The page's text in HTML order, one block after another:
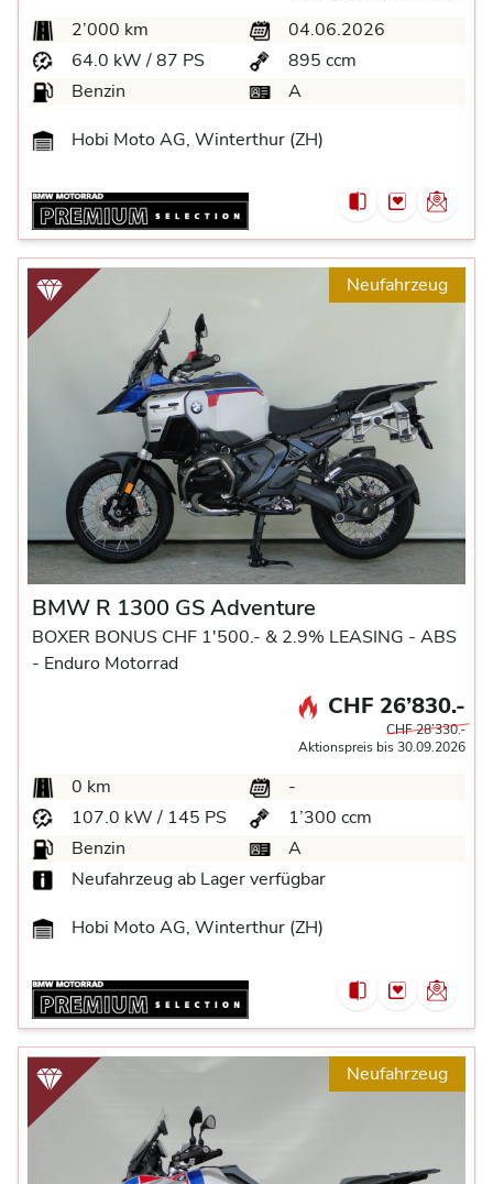
2’000 km
04.06.2026
64.0 kW / 87 PS
895 ccm
Benzin
A
Hobi Moto AG, Winterthur (ZH)
Neufahrzeug
BMW R 1300 GS Adventure
BOXER BONUS CHF 1'500.- & 2.9% LEASING - ABS
- Enduro Motorrad
CHF 26’830.-
CHF 28’330.-
Aktionspreis bis 30.09.2026
0 km
-
107.0 kW / 145 PS
1’300 ccm
Benzin
A
Neufahrzeug ab Lager verfügbar
Hobi Moto AG, Winterthur (ZH)
Neufahrzeug